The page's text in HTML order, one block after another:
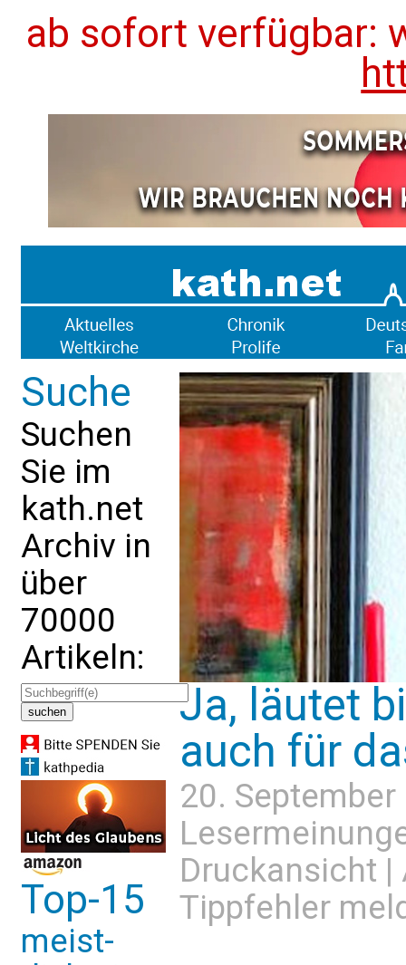
ab sofort verfügbar:
Suche
Suchen
Sie im
kath.net
Archiv in
über
70000
Artikeln:
Top-15
meist-
Ja, läutet
auch für
20.
Druckansicht |
Tippfehler